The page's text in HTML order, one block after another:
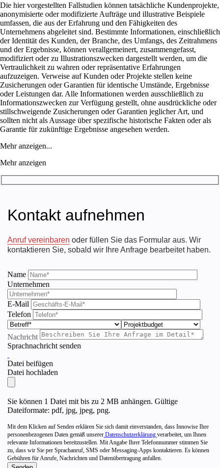
Die hier vorgestellten Fallstudien können tatsächliche Kundenprojekte,
anonymisierte oder modifizierte Aufträge und illustrative Beispiele
umfassen, die aus der Erfahrung und den Fähigkeiten des
Unternehmens abgeleitet sind. Bestimmte Informationen, einschließlich
der Identität des Kunden, der Branche, des Umfangs, des Zeitrahmens
und der Ergebnisse, können verallgemeinert, zusammengefasst,
modifiziert oder zu Illustrationszwecken dargestellt werden, um die
Vertraulichkeit zu wahren oder repräsentative Erfahrungen
aufzuzeigen. Verweise auf Kunden oder Projekte stellen keine
Zusicherungen oder Garantien für identische Umstände, Ergebnisse
oder Leistungen dar. Alle Informationen werden ausschließlich zu
Informationszwecken zur Verfügung gestellt, ohne ausdrückliche oder
stillschweigende Zusicherungen oder Garantien jeglicher Art, und
sollten nicht als Aussage über spezifische historische Fakten oder als
Garantie für zukünftige Ergebnisse angesehen werden.
Mehr anzeigen...
Mehr anzeigen
Kontakt aufnehmen
Anruf vereinbaren oder füllen Sie das Formular aus. Wir
kontaktieren Sie, sobald wir Ihre Anfrage bearbeitet haben.
Name
Unternehmen
E-Mail
Telefon
Nachricht
Sprachnachricht senden
Datei beifügen
Datei hochladen
Sie können 1 Datei mit bis zu 2 MB anhängen. Gültige
Dateiformate: pdf, jpg, jpeg, png.
Mit dem Klicken auf Senden erklären Sie sich damit einverstanden, dass Innowise Ihre
personenbezogenen Daten gemäß unserer Datenschutzerklärung verarbeitet, um Ihnen
relevante Informationen bereitzustellen. Mit Angabe Ihrer Telefonnummer stimmen Sie
zu, dass wir Sie per Sprachanruf, SMS oder Messaging-Apps kontaktieren. Es können
Gebühren für Anrufe, Nachrichten und Datenübertragung anfallen.